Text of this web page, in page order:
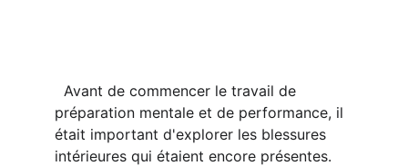
préparation mentale et de performance, il
était important d'explorer les blessures
intérieures qui étaient encore présentes.